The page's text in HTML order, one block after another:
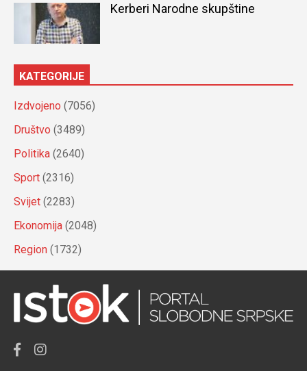
Kerberi Narodne skupštine
KATEGORIJE
Izdvojeno (7056)
Društvo (3489)
Politika (2640)
Sport (2316)
Svijet (2283)
Ekonomija (2048)
Region (1732)